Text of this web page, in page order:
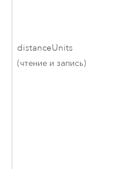
distanceUnits
(чтение и запись)